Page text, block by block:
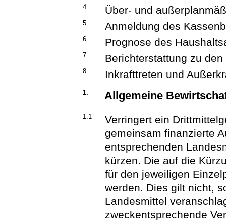
4. Über- und
5. Anmeldung des
6. Prognose des
7. Berichterstattung zu
8. Inkrafttreten und
1. Allgemeine
1.1
Verringert ein
gemeinsam finanzierte
entsprechenden
kürzen. Die auf die
für den jeweiligen
werden. Dies gilt nicht,
Landesmittel
zweckentsprechende